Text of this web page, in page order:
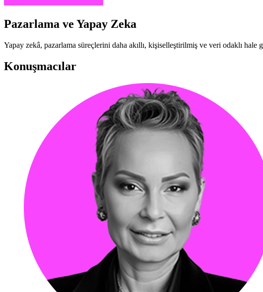
Pazarlama ve Yapay Zeka
Yapay zekâ, pazarlama süreçlerini daha akıllı, kişiselleştirilmiş ve veri odaklı hale
Konuşmacılar